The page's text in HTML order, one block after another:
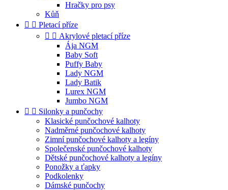
Hračky pro psy
Kůň
  Pletací příze
  Akrylové pletací příze
Ája NGM
Baby Soft
Puffy Baby
Lady NGM
Lady Batik
Lurex NGM
Jumbo NGM
  Silonky a punčochy
Klasické punčochové kalhoty
Nadměrné punčochové kalhoty
Zimní punčochové kalhoty a legíny
Společenské punčochové kalhoty
Dětské punčochové kalhoty a legíny
Ponožky a ťapky
Podkolenky
Dámské punčochy